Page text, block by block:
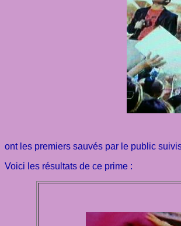
ont les premiers sauvés par le public
Voici les résultats de ce prime :